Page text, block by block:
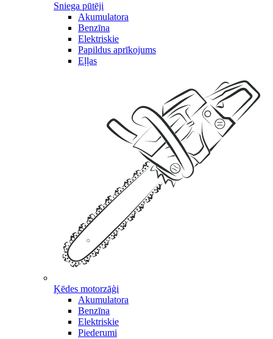
Sniega pūtēji
Akumulatora
Benzīna
Elektriskie
Papildus aprīkojums
Eļļas
Ķēdes motorzāģi
Akumulatora
Benzīna
Elektriskie
Piederumi